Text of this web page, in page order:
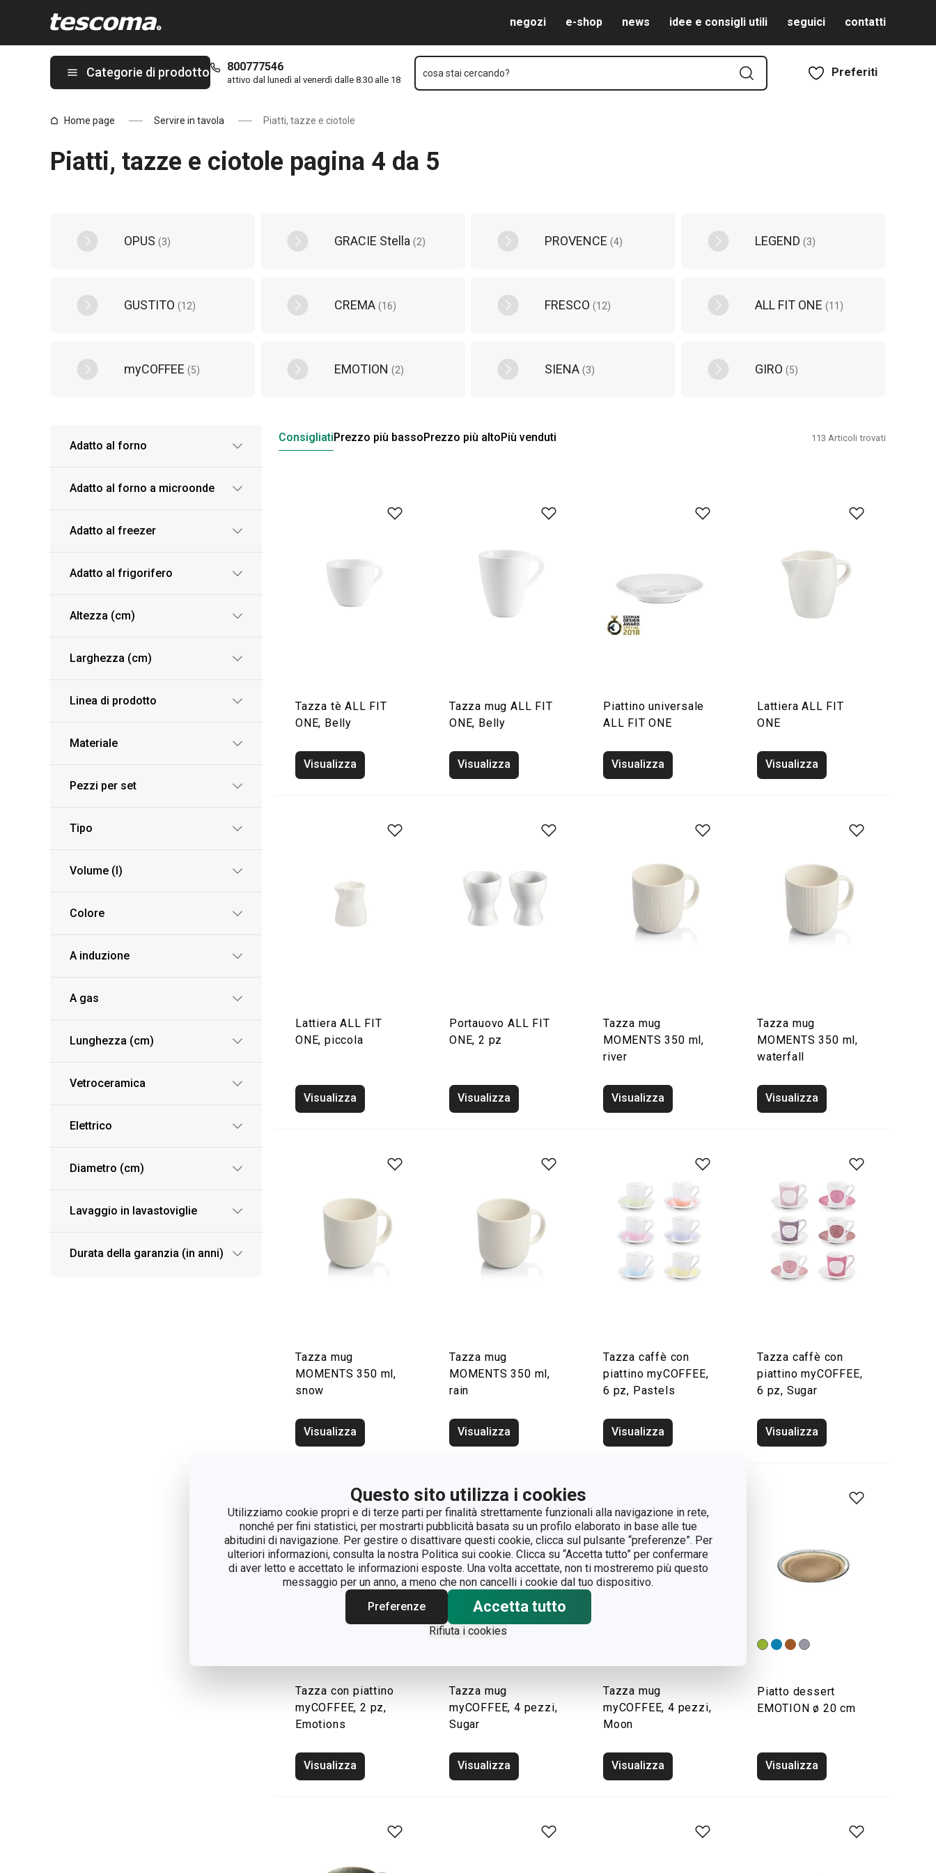
Questo sito utilizza i cookies
Utilizziamo cookie propri e di terze parti per finalità strettamente funzionali alla navigazione in rete,
nonché per fini statistici, per mostrarti pubblicità basata su un profilo elaborato in base alle tue
abitudini di navigazione. Per gestire o disattivare questi cookie, clicca sul pulsante “preferenze”. Per
ulteriori informazioni, consulta la nostra Politica sui cookie. Clicca su “Accetta tutto” per confermare
di aver letto e accettato le informazioni esposte. Una volta accettate, non ti mostreremo più questo
messaggio per un anno, a meno che non cancelli i cookie dal tuo dispositivo.
Preferenze
Accetta tutto
Rifiuta i cookies
negozi e-shop news idee e consigli utili seguici contatti
Categorie di prodotto 800777546
attivo dal lunedì al venerdì dalle 8.30 alle 18
cosa stai cercando? Preferiti
Home page Servire in tavola Piatti, tazze e ciotole
Piatti, tazze e ciotole pagina 4 da 5
OPUS (3) GRACIE Stella (2) PROVENCE (4) LEGEND (3)
GUSTITO (12) CREMA (16) FRESCO (12) ALL FIT ONE (11)
myCOFFEE (5) EMOTION (2) SIENA (3) GIRO (5)
Adatto al forno
Adatto al forno a microonde
Adatto al freezer
Adatto al frigorifero
Altezza (cm)
Larghezza (cm)
Linea di prodotto
Materiale
Pezzi per set
Tipo
Volume (l)
Colore
A induzione
A gas
Lunghezza (cm)
Vetroceramica
Elettrico
Diametro (cm)
Lavaggio in lavastoviglie
Durata della garanzia (in anni)
ConsigliatiPrezzo più bassoPrezzo più altoPiù venduti 113 Articoli trovati
Tazza tè ALL FIT
ONE, Belly
Visualizza
Tazza mug ALL FIT
ONE, Belly
Visualizza
Piattino universale
ALL FIT ONE
Visualizza
Lattiera ALL FIT
ONE
Visualizza
Lattiera ALL FIT
ONE, piccola
Visualizza
Portauovo ALL FIT
ONE, 2 pz
Visualizza
Tazza mug
MOMENTS 350 ml,
river
Visualizza
Tazza mug
MOMENTS 350 ml,
waterfall
Visualizza
Tazza mug
MOMENTS 350 ml,
snow
Visualizza
Tazza mug
MOMENTS 350 ml,
rain
Visualizza
Tazza caffè con
piattino myCOFFEE,
6 pz, Pastels
Visualizza
Tazza caffè con
piattino myCOFFEE,
6 pz, Sugar
Visualizza
Tazza con piattino
myCOFFEE, 2 pz,
Emotions
Visualizza
Tazza mug
myCOFFEE, 4 pezzi,
Sugar
Visualizza
Tazza mug
myCOFFEE, 4 pezzi,
Moon
Visualizza
Piatto dessert
EMOTION ø 20 cm
Visualizza